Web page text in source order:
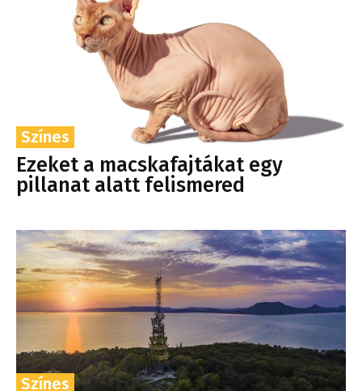
Színes
Ezeket a macskafajtákat egy
pillanat alatt felismered
Színes